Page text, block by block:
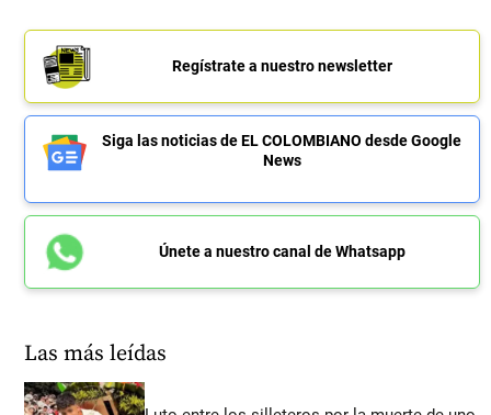
Regístrate a nuestro newsletter
Siga las noticias de EL COLOMBIANO desde Google
News
Únete a nuestro canal de Whatsapp
Las más leídas